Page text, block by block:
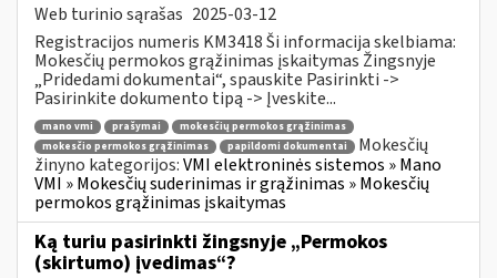
Web turinio sąrašas 2025-03-12
Registracijos numeris KM3418 Ši informacija skelbiama:
Mokesčių permokos grąžinimas įskaitymas Žingsnyje
„Pridedami dokumentai“, spauskite Pasirinkti ->
Pasirinkite dokumento tipą -> Įveskite...
mano vmi prašymai
mokesčių permokos grąžinimas
mokesčio permokos grąžinimas
papildomi dokumentai
Mokesčių
žinyno kategorijos:VMI elektroninės sistemos » Mano
VMI » Mokesčių suderinimas ir grąžinimas » Mokesčių
permokos grąžinimas įskaitymas
Ką turiu pasirinkti žingsnyje „Permokos
(skirtumo) įvedimas“?